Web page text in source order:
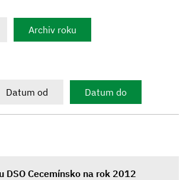
Archiv roku
Datum od Datum do
DSO Cecemínsko na rok 2012